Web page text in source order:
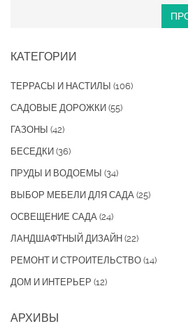
КАТЕГОРИИ
ТЕРРАСЫ И НАСТИЛЫ (106)
САДОВЫЕ ДОРОЖКИ (55)
ГАЗОНЫ (42)
БЕСЕДКИ (36)
ПРУДЫ И ВОДОЕМЫ (34)
ВЫБОР МЕБЕЛИ ДЛЯ САДА (25)
ОСВЕЩЕНИЕ САДА (24)
ЛАНДШАФТНЫЙ ДИЗАЙН (22)
РЕМОНТ И СТРОИТЕЛЬСТВО (14)
ДОМ И ИНТЕРЬЕР (12)
АРХИВЫ